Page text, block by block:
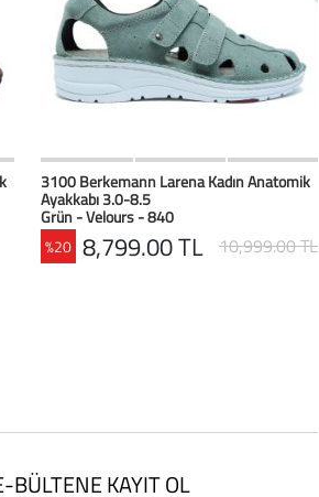
HIZLI BAK Favorilerim
3100 Berkemann Larena Kadın Anatomik
Ayakkabı 3.0-8.5
Grün - Velours - 840
%20 8,799.00 TL 10,999.00 TL
BÜLTENE KAYIT OL